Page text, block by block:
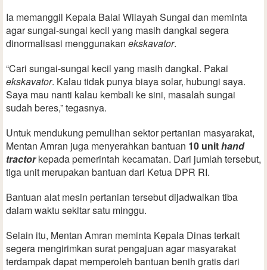
Ia memanggil Kepala Balai Wilayah Sungai dan meminta
agar sungai-sungai kecil yang masih dangkal segera
dinormalisasi menggunakan ekskavator.
“Cari sungai-sungai kecil yang masih dangkal. Pakai
ekskavator. Kalau tidak punya biaya solar, hubungi saya.
Saya mau nanti kalau kembali ke sini, masalah sungai
sudah beres,” tegasnya.
Untuk mendukung pemulihan sektor pertanian masyarakat,
Mentan Amran juga menyerahkan bantuan 10 unithand
tractorkepada pemerintah kecamatan. Dari jumlah tersebut,
tiga unit merupakan bantuan dari Ketua DPR RI.
Bantuan alat mesin pertanian tersebut dijadwalkan tiba
dalam waktu sekitar satu minggu.
Selain itu, Mentan Amran meminta Kepala Dinas terkait
segera mengirimkan surat pengajuan agar masyarakat
terdampak dapat memperoleh bantuan benih gratis dari